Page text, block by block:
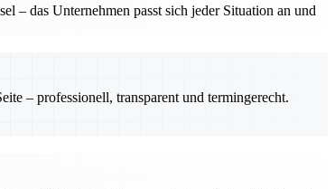
– das Unternehmen passt sich jeder Situation an und
– professionell, transparent und termingerecht.